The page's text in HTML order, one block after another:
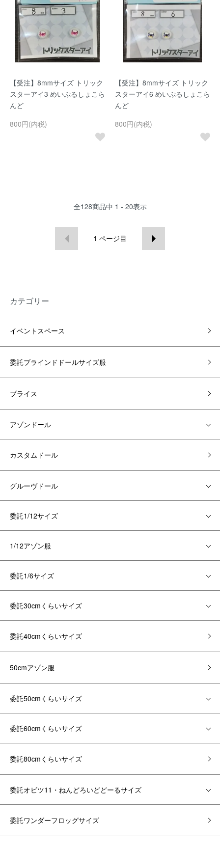
【受注】8mmサイズ トリック
スターアイ3 めいぷるしょこら
んど
800円(内税)
【受注】8mmサイズ トリック
スターアイ6 めいぷるしょこら
んど
800円(内税)
全128商品中 1 - 20表示
1 ページ目
カテゴリー
イベントスペース
委託ブラインドドールサイズ服
ブライス
アゾンドール
カスタムドール
グルーヴドール
委託1/12サイズ
1/12アゾン服
委託1/6サイズ
委託30cmくらいサイズ
委託40cmくらいサイズ
50cmアゾン服
委託50cmくらいサイズ
委託60cmくらいサイズ
委託80cmくらいサイズ
委託オビツ11・ねんどろいどどーるサイズ
委託ワンダーフロッグサイズ